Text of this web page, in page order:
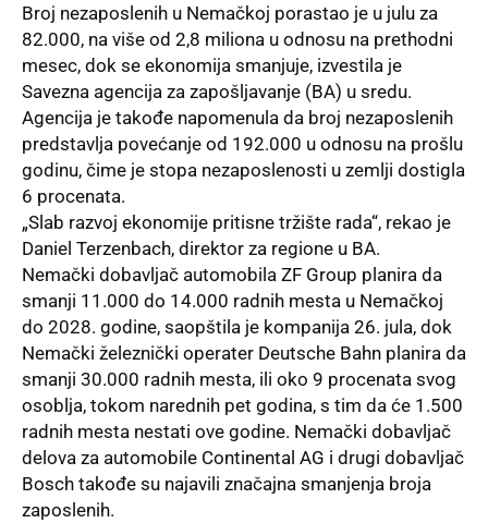
Broj nezaposlenih u Nemačkoj porastao je u julu za
82.000, na više od 2,8 miliona u odnosu na prethodni
mesec, dok se ekonomija smanjuje, izvestila je
Savezna agencija za zapošljavanje (BA) u sredu.
Agencija je takođe napomenula da broj nezaposlenih
predstavlja povećanje od 192.000 u odnosu na prošlu
godinu, čime je stopa nezaposlenosti u zemlji dostigla
6 procenata.
„Slab razvoj ekonomije pritisne tržište rada“, rekao je
Daniel Terzenbach, direktor za regione u BA.
Nemački dobavljač automobila ZF Group planira da
smanji 11.000 do 14.000 radnih mesta u Nemačkoj
do 2028. godine, saopštila je kompanija 26. jula, dok
Nemački železnički operater Deutsche Bahn planira da
smanji 30.000 radnih mesta, ili oko 9 procenata svog
osoblja, tokom narednih pet godina, s tim da će 1.500
radnih mesta nestati ove godine. Nemački dobavljač
delova za automobile Continental AG i drugi dobavljač
Bosch takođe su najavili značajna smanjenja broja
zaposlenih.